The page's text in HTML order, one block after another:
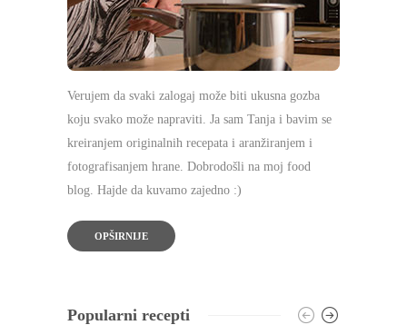
Verujem da svaki zalogaj može biti ukusna gozba
koju svako može napraviti. Ja sam Tanja i bavim se
kreiranjem originalnih recepata i aranžiranjem i
fotografisanjem hrane. Dobrodošli na moj food
blog. Hajde da kuvamo zajedno :)
OPŠIRNIJE
Popularni recepti